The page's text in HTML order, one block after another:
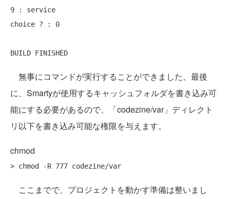
9 : service
choice ? : 0
無事にコマンドが実行することができました。最後
に、Smartyが使用するキャッシュフォルダを書き込み可
能にする必要があるので、「codezine/var」ディレクト
リ以下を書き込み可能な権限を与えます。
chmod
ここまでで、プロジェクトを動かす準備は整いまし